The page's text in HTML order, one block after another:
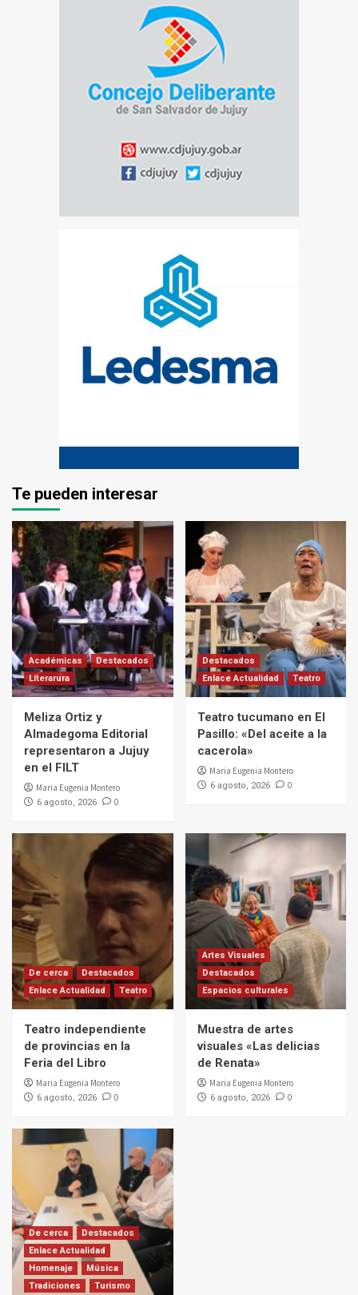
Te pueden interesar
Académicas
Destacados
Literarura
Meliza Ortiz y
Almadegoma Editorial
representaron a Jujuy
en el FILT
Maria Eugenia Montero
6 agosto, 2026 0
Destacados
Enlace Actualidad
Teatro
Teatro tucumano en El
Pasillo: «Del aceite a la
cacerola»
Maria Eugenia Montero
6 agosto, 2026 0
De cerca
Destacados
Enlace Actualidad
Teatro
Teatro independiente
de provincias en la
Feria del Libro
Maria Eugenia Montero
6 agosto, 2026 0
Artes Visuales
Destacados
Espacios culturales
Muestra de artes
visuales «Las delicias
de Renata»
Maria Eugenia Montero
6 agosto, 2026 0
De cerca
Destacados
Enlace Actualidad
Homenaje
Música
Tradiciones
Turismo